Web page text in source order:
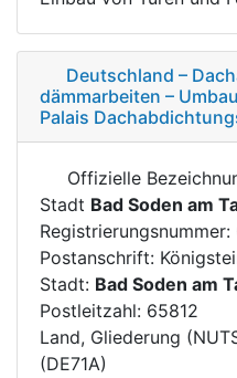
Deutschland –
dämmarbeiten –
Palais
Offizielle
Stadt Bad Soden am
Postanschrift:
Stadt: Bad Soden am
Postleitzahl: 65812
Land, Gliederung
(DE71A)